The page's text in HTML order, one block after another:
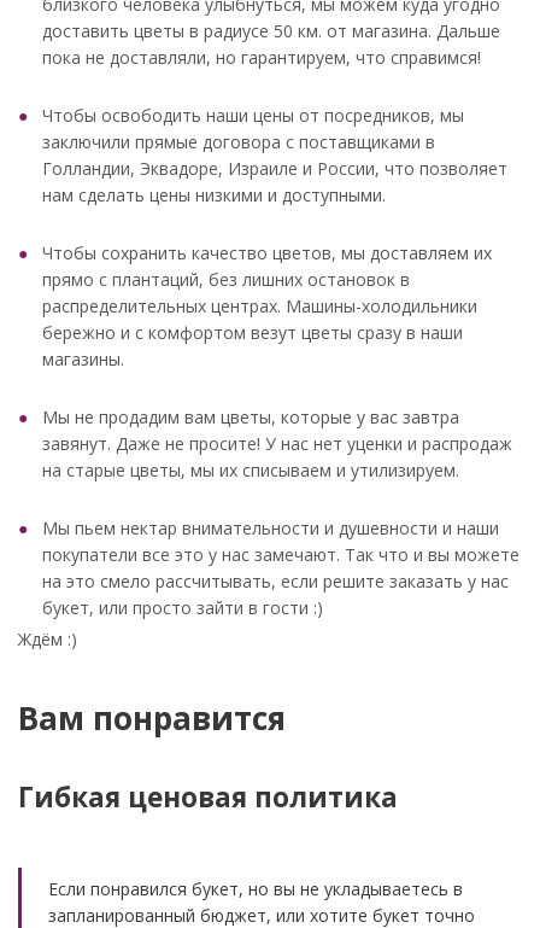
доставить цветы в радиусе 50 км. от магазина. Дальше
пока не доставляли, но гарантируем, что справимся!
Чтобы освободить наши цены от посредников, мы
заключили прямые договора с поставщиками в
Голландии, Эквадоре, Израиле и России, что позволяет
нам сделать цены низкими и доступными.
Чтобы сохранить качество цветов, мы доставляем их
прямо с плантаций, без лишних остановок в
распределительных центрах. Машины-холодильники
бережно и с комфортом везут цветы сразу в наши
магазины.
Мы не продадим вам цветы, которые у вас завтра
завянут. Даже не просите! У нас нет уценки и распродаж
на старые цветы, мы их списываем и утилизируем.
Мы пьем нектар внимательности и душевности и наши
покупатели все это у нас замечают. Так что и вы можете
на это смело рассчитывать, если решите заказать у нас
букет, или просто зайти в гости :)
Ждём :)
Вам понравится
Гибкая ценовая политика
Если понравился букет, но вы не укладываетесь в
запланированный бюджет, или хотите букет точно